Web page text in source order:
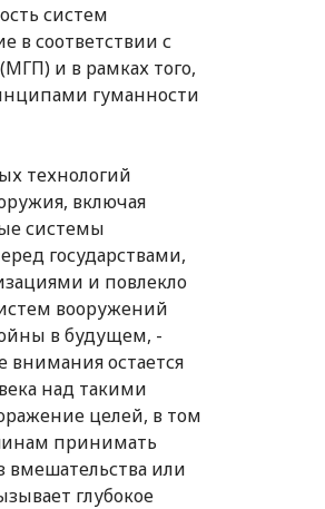
систем
в соответствии с
и в рамках того,
гуманности
технологий
включая
системы
государствами,
и повлекло
вооружений
в будущем, -
внимания остается
над такими
целей, в том
принимать
или
глубокое